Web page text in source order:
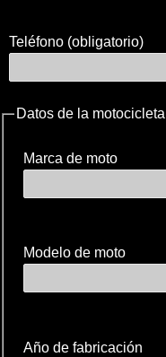
Teléfono (obligatorio)
Datos de la motocicleta
Marca de moto
Modelo de moto
Año de fabricación